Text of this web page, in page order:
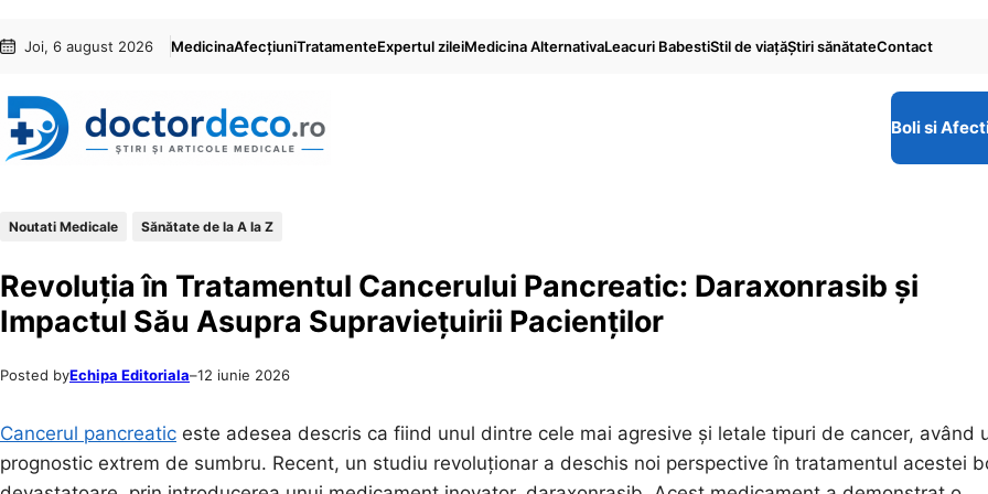
conținut
content
Joi, 6 august 2026 MedicinaAfecțiuniTratamenteExpertul zileiMedicina AlternativaLeacuri BabestiStil de viaţăŞtiri sănătateContact
Boli si
Noutati Medicale Sănătate de la A la Z
Revoluția în Tratamentul Cancerului Pancreatic: Daraxonrasib și
Impactul Său Asupra Supraviețuirii Pacienților
Posted byEchipa Editoriala–12 iunie 2026
Cancerul pancreatic este adesea descris ca fiind unul dintre cele mai agresive și letale tipuri de cancer, având
prognostic extrem de sumbru. Recent, un studiu revoluționar a deschis noi perspective în tratamentul acestei